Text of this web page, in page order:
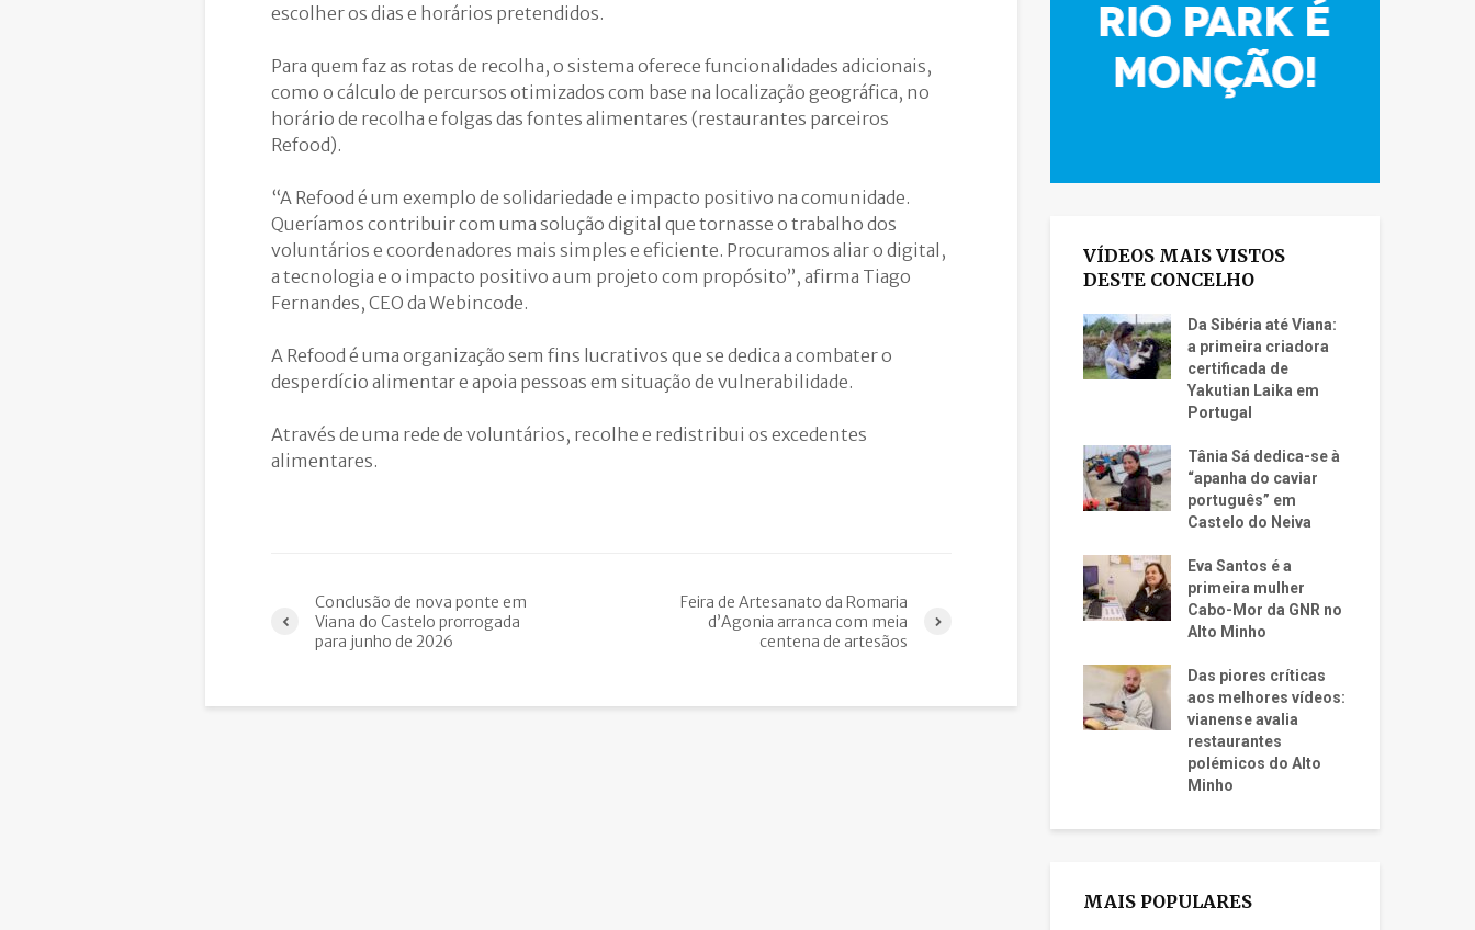
escolher os dias e horários pretendidos.
Para quem faz as rotas de recolha, o sistema oferece funcionalidades adicionais,
como o cálculo de percursos otimizados com base na localização geográfica, no
horário de recolha e folgas das fontes alimentares (restaurantes parceiros
Refood).
“A Refood é um exemplo de solidariedade e impacto positivo na comunidade.
Queríamos contribuir com uma solução digital que tornasse o trabalho dos
voluntários e coordenadores mais simples e eficiente. Procuramos aliar o digital,
a tecnologia e o impacto positivo a um projeto com propósito”, afirma Tiago
Fernandes, CEO da Webincode.
A Refood é uma organização sem fins lucrativos que se dedica a combater o
desperdício alimentar e apoia pessoas em situação de vulnerabilidade.
Através de uma rede de voluntários, recolhe e redistribui os excedentes
alimentares.
Conclusão de nova ponte em
Viana do Castelo prorrogada
para junho de 2026
Feira de Artesanato da Romaria
d’Agonia arranca com meia
centena de artesãos
VÍDEOS MAIS VISTOS
DESTE CONCELHO
Da Sibéria até Viana:
a primeira criadora
certificada de
Yakutian Laika em
Portugal
Tânia Sá dedica-se à
“apanha do caviar
português” em
Castelo do Neiva
Eva Santos é a
primeira mulher
Cabo-Mor da GNR no
Alto Minho
Das piores críticas
aos melhores vídeos:
vianense avalia
restaurantes
polémicos do Alto
Minho
MAIS POPULARES